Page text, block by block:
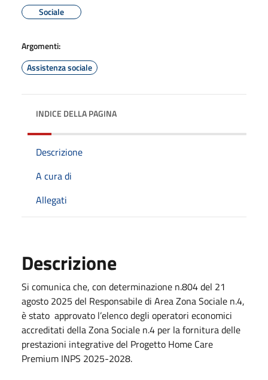
Sociale
Argomenti:
Assistenza sociale
INDICE DELLA PAGINA
Descrizione
A cura di
Allegati
Descrizione
Si comunica che, con determinazione n.804 del 21
agosto 2025 del Responsabile di Area Zona Sociale n.4,
è stato approvato l’elenco degli operatori economici
accreditati della Zona Sociale n.4 per la fornitura delle
prestazioni integrative del Progetto Home Care
Premium INPS 2025-2028.